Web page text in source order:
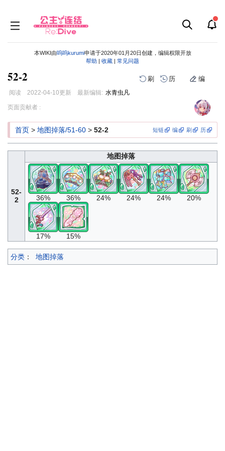
本WIKI由呜呜kurumi申请于2020年01月20日创建，编辑权限开放
帮助 | 收藏 | 常见问题
52-2 刷 历 编
阅读 2022-04-10更新 最新编辑: 水青虫凡
跳
导
跳
搜
页面贡献者 :
短链 编 刷 历
首页 > 地图掉落/51-60 > 52-2
52-
2
地图掉落
36% 36% 24% 24% 24% 20%
17% 15%
分类 ： 地图掉落